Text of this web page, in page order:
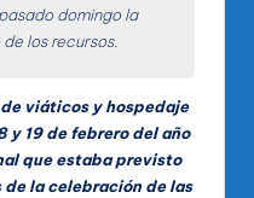
domingo la
los recursos.
viáticos y hospedaje
y 19 de febrero del año
que estaba previsto
la celebración de las